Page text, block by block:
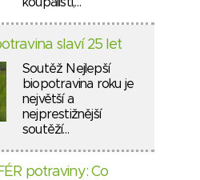
slaví 25 let
Soutěž Nejlepší
biopotravina roku je
největší a
nejprestižnější
soutěží…
potraviny: Co